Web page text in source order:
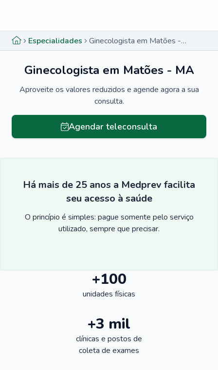
Especialidades Ginecologista em Matões - MA
Ginecologista em Matões - MA
Aproveite os valores reduzidos e agende agora a sua
consulta.
Agendar teleconsulta
Há mais de 25 anos a Medprev facilita
seu acesso à saúde
O princípio é simples: pague somente pelo serviço
utilizado, sempre que precisar.
+100
unidades físicas
+3 mil
clínicas e postos de
coleta de exames